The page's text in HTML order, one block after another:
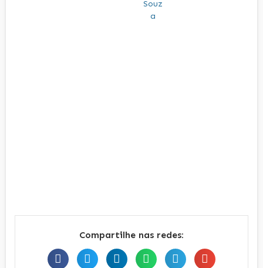
Compartilhe nas redes: